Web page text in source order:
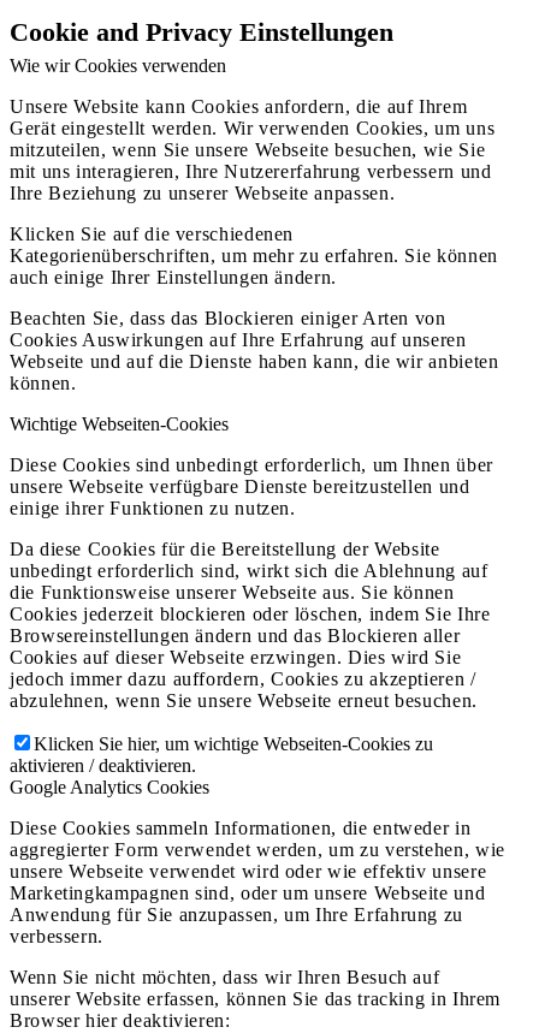
Cookie and Privacy Einstellungen
Wie wir Cookies verwenden
Unsere Website kann Cookies anfordern, die auf Ihrem
Gerät eingestellt werden. Wir verwenden Cookies, um uns
mitzuteilen, wenn Sie unsere Webseite besuchen, wie Sie
mit uns interagieren, Ihre Nutzererfahrung verbessern und
Ihre Beziehung zu unserer Webseite anpassen.
Klicken Sie auf die verschiedenen
Kategorienüberschriften, um mehr zu erfahren. Sie können
auch einige Ihrer Einstellungen ändern.
Beachten Sie, dass das Blockieren einiger Arten von
Cookies Auswirkungen auf Ihre Erfahrung auf unseren
Webseite und auf die Dienste haben kann, die wir anbieten
können.
Wichtige Webseiten-Cookies
Diese Cookies sind unbedingt erforderlich, um Ihnen über
unsere Webseite verfügbare Dienste bereitzustellen und
einige ihrer Funktionen zu nutzen.
Da diese Cookies für die Bereitstellung der Website
unbedingt erforderlich sind, wirkt sich die Ablehnung auf
die Funktionsweise unserer Webseite aus. Sie können
Cookies jederzeit blockieren oder löschen, indem Sie Ihre
Browsereinstellungen ändern und das Blockieren aller
Cookies auf dieser Webseite erzwingen. Dies wird Sie
jedoch immer dazu auffordern, Cookies zu akzeptieren /
abzulehnen, wenn Sie unsere Webseite erneut besuchen.
Klicken Sie hier, um wichtige Webseiten-Cookies zu
aktivieren / deaktivieren.
Google Analytics Cookies
Diese Cookies sammeln Informationen, die entweder in
aggregierter Form verwendet werden, um zu verstehen, wie
unsere Webseite verwendet wird oder wie effektiv unsere
Marketingkampagnen sind, oder um unsere Webseite und
Anwendung für Sie anzupassen, um Ihre Erfahrung zu
verbessern.
Wenn Sie nicht möchten, dass wir Ihren Besuch auf
unserer Website erfassen, können Sie das tracking in Ihrem
Browser hier deaktivieren: